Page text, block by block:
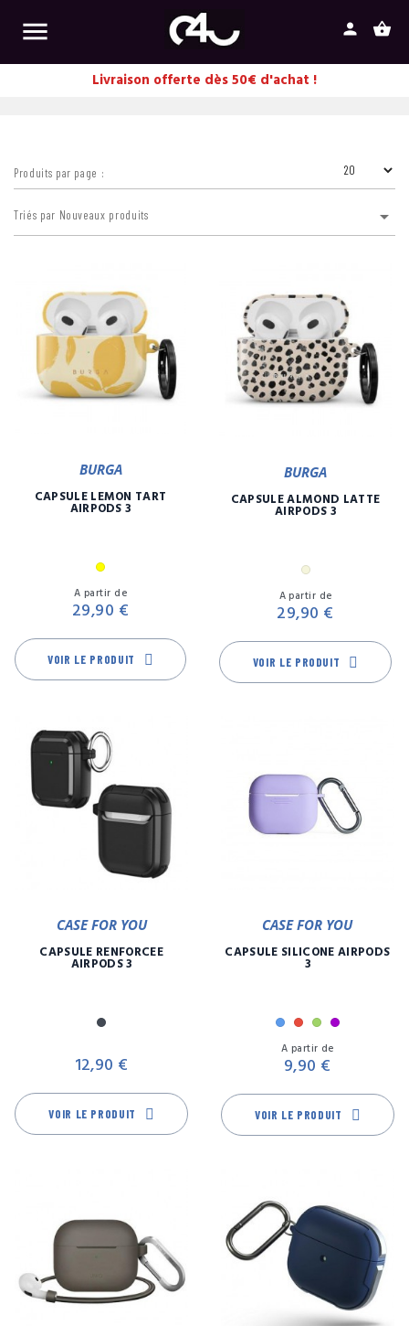
 shopping_basket
person
Livraison offerte dès 50€ d'achat !
Produits par page :
Triés par Nouveaux produits 
BURGA
CAPSULE LEMON TART
AIRPODS 3
Jaune
A partir de
29,90 €
VOIR LE PRODUIT
BURGA
CAPSULE ALMOND LATTE
AIRPODS 3
Beige
A partir de
29,90 €
VOIR LE PRODUIT
CASE FOR YOU
CAPSULE RENFORCÉE
AIRPODS 3
Noir
12,90 €
VOIR LE PRODUIT
CASE FOR YOU
CAPSULE SILICONE AIRPODS
3
BleuRouge
VertViolet
A partir de
9,90 €
VOIR LE PRODUIT